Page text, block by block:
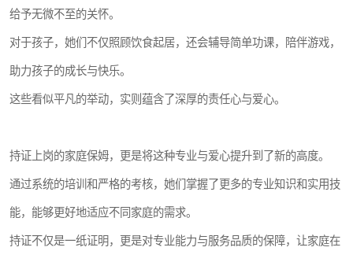
给予无微不至的关怀。
对于孩子，她们不仅照顾饮食起居，还会辅导简单功课，陪伴游戏，
助力孩子的成长与快乐。
这些看似平凡的举动，实则蕴含了深厚的责任心与爱心。
持证上岗的家庭保姆，更是将这种专业与爱心提升到了新的高度。
通过系统的培训和严格的考核，她们掌握了更多的专业知识和实用技
能，能够更好地适应不同家庭的需求。
持证不仅是一纸证明，更是对专业能力与服务品质的保障，让家庭在